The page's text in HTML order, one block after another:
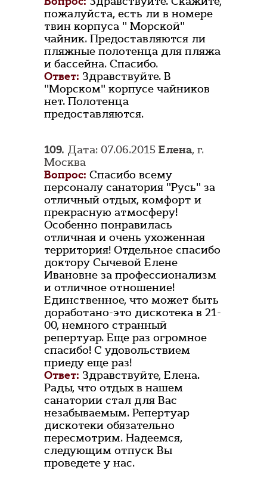
пожалуйста, есть ли в номере
твин корпуса " Морской"
чайник. Предоставляются ли
пляжные полотенца для пляжа
и бассейна. Спасибо.
Ответ: Здравствуйте. В
"Морском" корпусе чайников
нет. Полотенца
предоставляются.
109. Дата: 07.06.2015 Елена, г.
Москва
Вопрос: Спасибо всему
персоналу санатория "Русь" за
отличный отдых, комфорт и
прекрасную атмосферу!
Особенно понравилась
отличная и очень ухоженная
территория! Отдельное спасибо
доктору Сычевой Елене
Ивановне за профессионализм
и отличное отношение!
Единственное, что может быть
доработано-это дискотека в 21-
00, немного странный
репертуар. Еще раз огромное
спасибо! С удовольствием
приеду еще раз!
Ответ: Здравствуйте, Елена.
Рады, что отдых в нашем
санатории стал для Вас
незабываемым. Репертуар
дискотеки обязательно
пересмотрим. Надеемся,
следующим отпуск Вы
проведете у нас.